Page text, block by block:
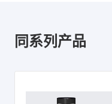
同系列产品